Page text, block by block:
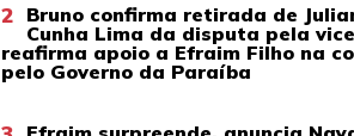
2 Bruno confirma retirada de
Cunha Lima da disputa pela
reafirma apoio a Efraim Filho na
pelo Governo da Paraíba